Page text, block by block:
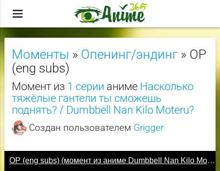
menu
Моменты » Опенинг/эндинг» OP
(eng subs)
Момент из 1 серии аниме Насколько
тяжёлые гантели ты сможешь
поднять? / Dumbbell Nan Kilo Moteru?
Создан пользователем Grigger